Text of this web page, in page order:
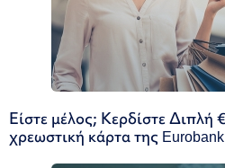
Είστε μέλος; Κερδίστε Διπλή
χρεωστική κάρτα της Eurobank